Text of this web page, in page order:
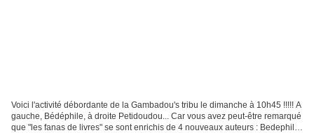
Voici l'activité débordante de la Gambadou's tribu le dimanche à 10h45 !!!!! A
gauche, Bédéphile, à droite Petidoudou... Car vous avez peut-être remarqué
que "les fanas de livres" se sont enrichis de 4 nouveaux auteurs : Bedephile